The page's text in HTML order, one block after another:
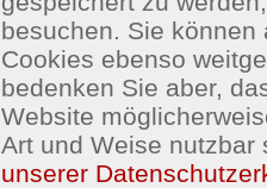
besuchen. Sie
Cookies ebenso
bedenken Sie aber,
Website
Art und Weise nutzbar
unserer